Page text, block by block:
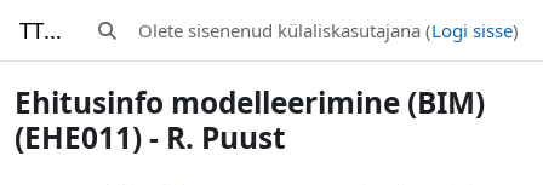
TTK-Moodle Lülitab otsingu sisendi
Olete sisenenud külaliskasutajana (Logi sisse)
Ehitusinfo modelleerimine (BIM)
(EHE011) - R. Puust